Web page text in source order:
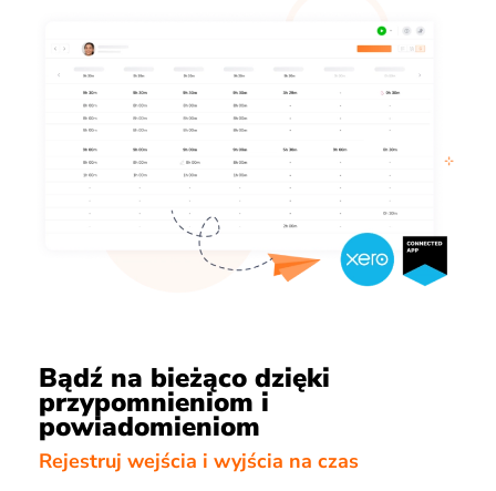
Bądź na bieżąco dzięki
przypomnieniom i
powiadomieniom
Rejestruj wejścia i wyjścia na czas